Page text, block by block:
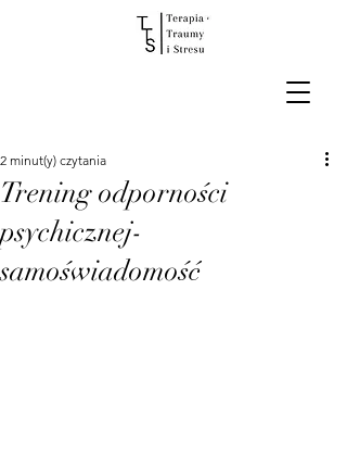
Trening odporności
psychicznej-
samoświadomość
2 minut(y) czytania